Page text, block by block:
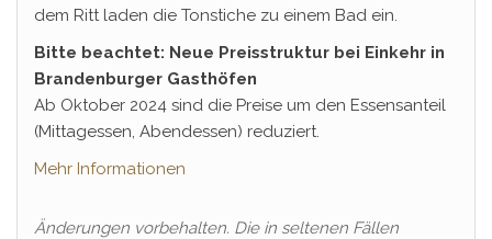
dem Ritt laden die Tonstiche zu einem Bad ein.
Bitte beachtet: Neue Preisstruktur bei Einkehr in
Brandenburger Gasthöfen
Ab Oktober 2024 sind die Preise um den Essensanteil
(Mittagessen, Abendessen) reduziert.
Mehr Informationen
Änderungen vorbehalten. Die in seltenen Fällen